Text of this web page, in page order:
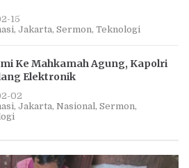
15
Jakarta Sermon Teknologi
Ke Mahkamah Agung, Kapolri
Elektronik
02
Jakarta Nasional Sermon